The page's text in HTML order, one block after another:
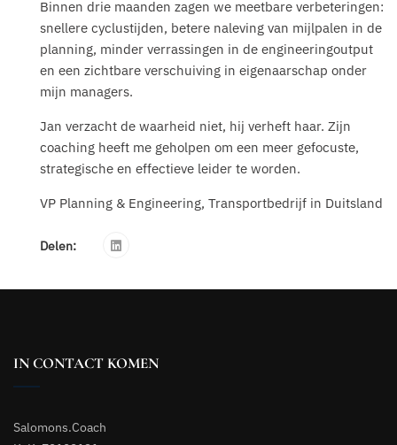
Binnen drie maanden zagen we meetbare verbeteringen:
snellere cyclustijden, betere naleving van mijlpalen in de
planning, minder verrassingen in de engineeringoutput
en een zichtbare verschuiving in eigenaarschap onder
mijn managers.
Jan verzacht de waarheid niet, hij verheft haar. Zijn
coaching heeft me geholpen om een meer gefocuste,
strategische en effectieve leider te worden.
VP Planning & Engineering, Transportbedrijf in Duitsland
Delen:
IN CONTACT KOMEN
Salomons.Coach